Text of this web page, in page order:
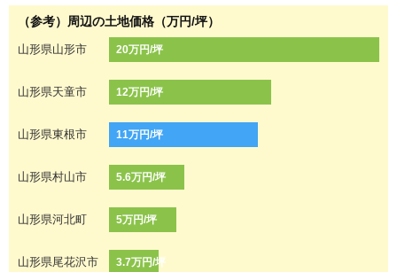
（参考）周辺の土地価格（万円/坪）
山形県山形市 20万円/坪
山形県天童市 12万円/坪
山形県東根市 11万円/坪
山形県村山市 5.6万円/坪
山形県河北町 5万円/坪
山形県尾花沢市 3.7万円/坪